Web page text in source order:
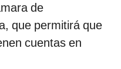
de
que permitirá que
cuentas en